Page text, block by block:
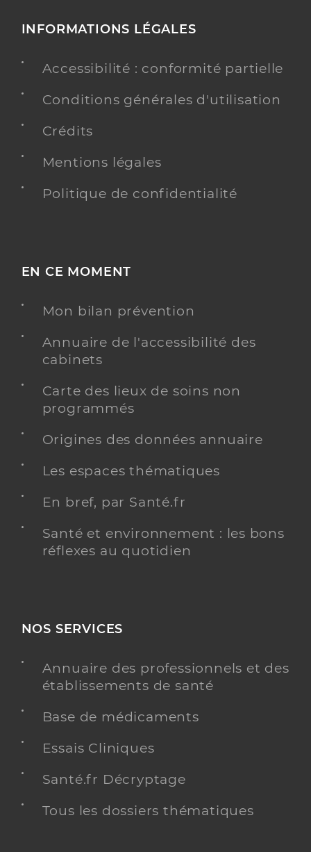
INFORMATIONS LÉGALES
Accessibilité : conformité partielle
Conditions générales d'utilisation
Crédits
Mentions légales
Politique de confidentialité
EN CE MOMENT
Mon bilan prévention
Annuaire de l'accessibilité des
cabinets
Carte des lieux de soins non
programmés
Origines des données annuaire
Les espaces thématiques
En bref, par Santé.fr
Santé et environnement : les bons
réflexes au quotidien
NOS SERVICES
Annuaire des professionnels et des
établissements de santé
Base de médicaments
Essais Cliniques
Santé.fr Décryptage
Tous les dossiers thématiques